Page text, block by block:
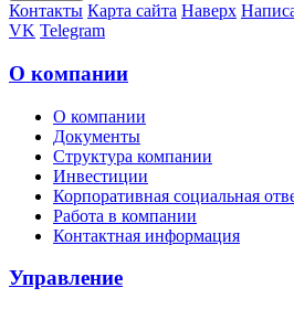
Контакты Карта сайта Наверх
VK Telegram
О компании
О компании
Документы
Структура компании
Инвестиции
Корпоративная социальная
Работа в компании
Контактная информация
Управление